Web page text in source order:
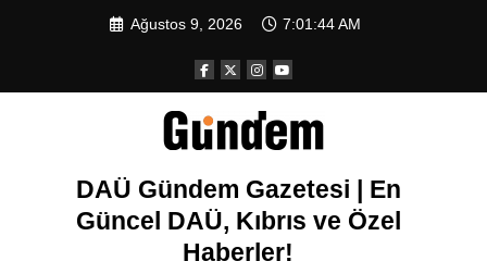
Ağustos 9, 2026 7:01:44 AM
DAÜ Gündem Gazetesi | En
Güncel DAÜ, Kıbrıs ve Özel
Haberler!